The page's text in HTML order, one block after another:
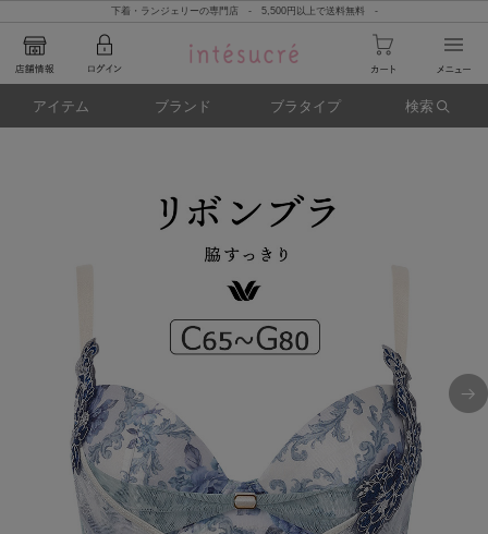
下着・ランジェリーの専門店 - 5,500円以上で送料無料 -
アイテム ブランド ブラタイプ 検索